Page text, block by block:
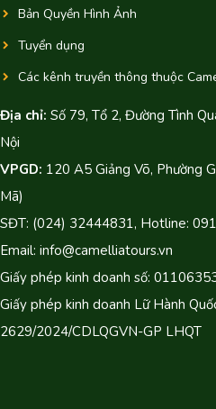
Bản Quyền Hình Ảnh
Tuyển dụng
Các kênh truyền thông thuộc
Địa chỉ: Số 79, Tổ 2, Đường Tình
Nội
VPGD: 120 A5 Giảng Võ, Phường
Mã)
SĐT: (024) 32444831, Hotline:
Email: info@camelliatours.vn
Giấy phép kinh doanh số:
Giấy phép kinh doanh Lữ Hành
2629/2024/CDLQGVN-GP LHQT